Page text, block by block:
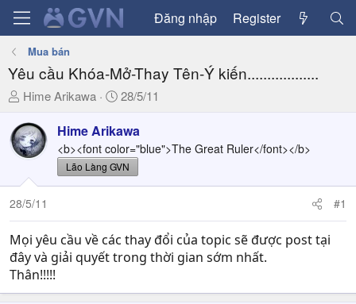
Đăng nhập Register
Mua bán
Yêu cầu Khóa-Mở-Thay Tên-Ý kiến..................
T
r
e
a
d
t
r
t
e
r
Hime Arikawa
N
à
y
g
ử
28/5/11
Hime Arikawa
<b><font color="blue">The Great Ruler</font></b>
Lão Làng GVN
28/5/11 #1
Mọi yêu cầu về các thay đổi của topic sẽ được post tại
đây và giải quyết trong thời gian sớm nhất.
Thân!!!!!